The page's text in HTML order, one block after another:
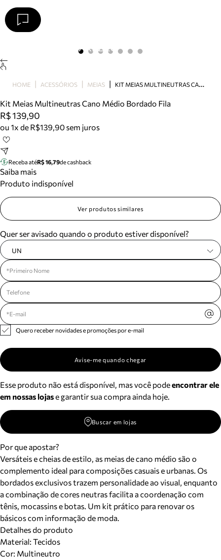
Papete
Scarpin
Mocassim
Bolsa
Tênis
Mule
Rasteira
Precisa de ajuda?
Tire dúvidas sobre pedidos, devoluções e mais.
Acompanhe seus pedidos e solicite devoluções.
Arezzo
HOME ACESSÓRIOS MEIAS K
IT MEIAS MULTINEUTRAS CANO MÉDIO BORDADO FILA
Kit Meias Multineutras Cano Médio Bordado Fila
R$ 139,90
ou 1x de R$139,90 sem juros
Receba atéR$ 16,79de cashback
Saiba mais
Produto indisponível
Ver produtos similares
Quer ser avisado quando o produto estiver disponível?
UN
Quero receber novidades e promoções por e-mail
Avise-me quando chegar
Esse produto não está disponível, mas você podeencontrar ele
em nossas lojase garantir sua compra ainda hoje.
Buscar em lojas
Por que apostar?
Versáteis e cheias de estilo, as meias de cano médio são o
complemento ideal para composições casuais e urbanas. Os
bordados exclusivos trazem personalidade ao visual, enquanto
a combinação de cores neutras facilita a coordenação com
tênis, mocassins e botas. Um kit prático para renovar os
básicos com informação de moda.
Detalhes do produto
Material: Tecidos
Cor: Multineutro